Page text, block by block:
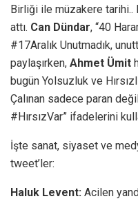
Birliği ile müzakere tarihi..
attı. Can Dündar, “40
#17Aralık Unutmadık,
paylaşırken, Ahmet Ümit
bugün Yolsuzluk ve
Çalınan sadece paran
#HırsızVar” ifadelerini
İşte sanat, siyaset ve
tweet’ler:
Haluk Levent: Acilen